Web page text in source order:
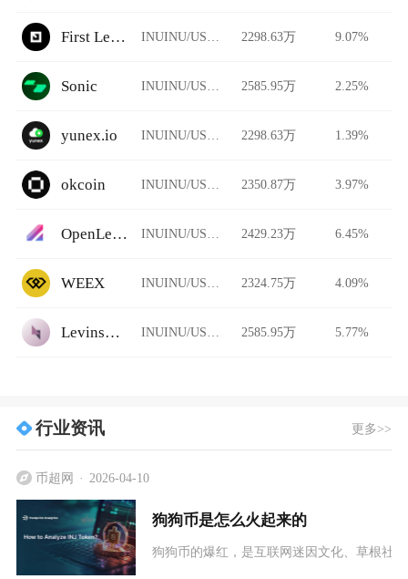
First Ledger 2298.63万 9.07%
Sonic 2585.95万 2.25%
yunex.io 2298.63万 1.39%
okcoin 2350.87万 3.97%
OpenLeverage 2429.23万 6.45%
WEEX 2324.75万 4.09%
Levinswap 2585.95万 5.77%
行业资讯 更多>>
币超网 2026-04-10
狗狗币是怎么火起来的
狗狗币的爆红，是互联网迷因文化、草根社